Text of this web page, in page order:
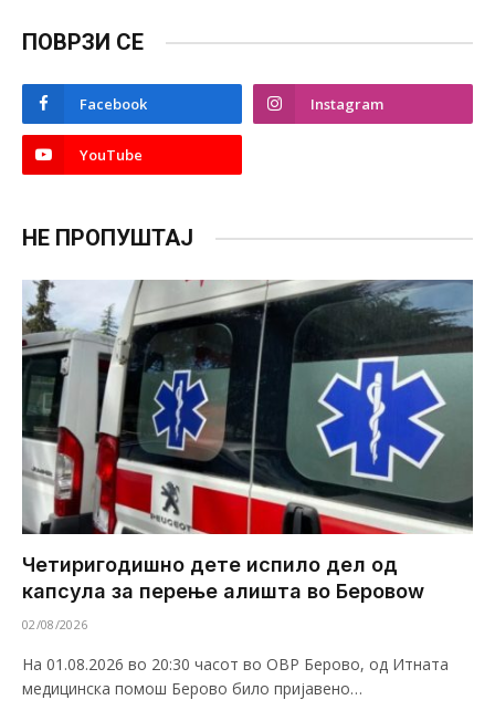
ПОВРЗИ СЕ
Facebook Instagram
YouTube
НЕ ПРОПУШТАЈ
Четиригодишно дете испило дел од
капсула за перење алишта во Беровоw
02/08/2026
На 01.08.2026 во 20:30 часот во ОВР Берово, од Итната
медицинска помош Берово било пријавено…